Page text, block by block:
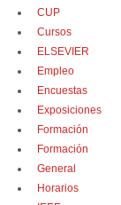
CUP
Cursos
ELSEVIER
Empleo
Encuestas
Exposiciones
Formación
Formación
General
Horarios